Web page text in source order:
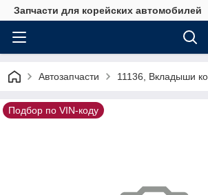
Запчасти для корейских автомобилей
Автозапчасти 11136, Вкладыши
Подбор по VIN-коду